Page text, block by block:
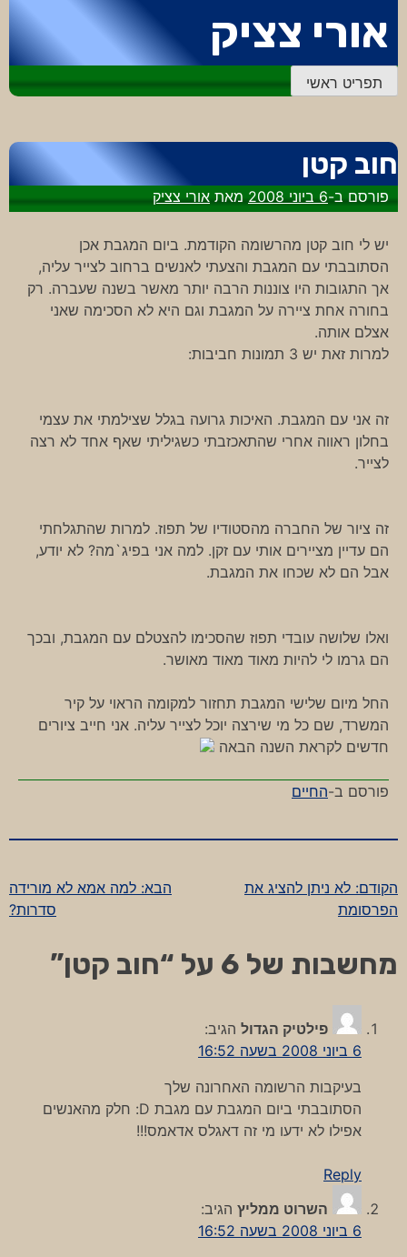
לתוכן
אורי צציק
תפריט ראשי
חוב קטן
פורסם ב-6 ביוני 2008 מאתאורי צציק
יש לי חוב קטן מהרשומה הקודמת. ביום המגבת אכן
הסתובבתי עם המגבת והצעתי לאנשים ברחוב לצייר עליה,
אך התגובות היו צוננות הרבה יותר מאשר בשנה שעברה. רק
בחורה אחת ציירה על המגבת וגם היא לא הסכימה שאני
אצלם אותה.
למרות זאת יש 3 תמונות חביבות:
זה אני עם המגבת. האיכות גרועה בגלל שצילמתי את עצמי
בחלון ראווה אחרי שהתאכזבתי כשגיליתי שאף אחד לא רצה
לצייר.
זה ציור של החברה מהסטודיו של תפוז. למרות שהתגלחתי
הם עדיין מציירים אותי עם זקן. למה אני בפיג`מה? לא יודע,
אבל הם לא שכחו את המגבת.
ואלו שלושה עובדי תפוז שהסכימו להצטלם עם המגבת, ובכך
הם גרמו לי להיות מאוד מאוד מאושר.
החל מיום שלישי המגבת תחזור למקומה הראוי על קיר
המשרד, שם כל מי שירצה יוכל לצייר עליה. אני חייב ציורים
חדשים לקראת השנה הבאה
פורסם ב-החיים
ניווט
הקודם: לא ניתן להציג את
הפרסומת
הבא: למה אמא לא מורידה
סדרות?
מחשבות של 6 על “ חוב קטן”
פילטיק הגדול הגיב:
6 ביוני 2008 בשעה 16:52
בעיקבות הרשומה האחרונה שלך
הסתובבתי ביום המגבת עם מגבת D: חלק מהאנשים
אפילו לא ידעו מי זה דאגלס אדאמס!!!
Reply
השרוט ממליץ הגיב:
6 ביוני 2008 בשעה 16:52